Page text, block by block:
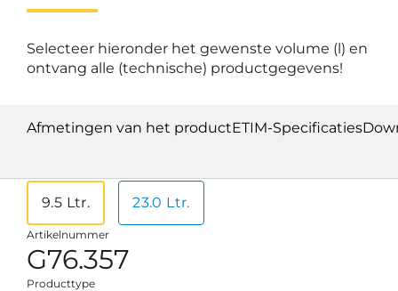
Selecteer hieronder het gewenste volume (l) en
ontvang alle (technische) productgegevens!
Afmetingen van het productETIM-Specificaties
9.5 Ltr. 23.0 Ltr.
Artikelnummer
G76.357
Producttype